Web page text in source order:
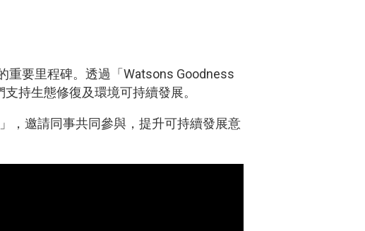
重要里程碑。透過「Watsons Goodness
持生態修復及環境可持續發展。
，邀請同事共同參與，提升可持續發展意